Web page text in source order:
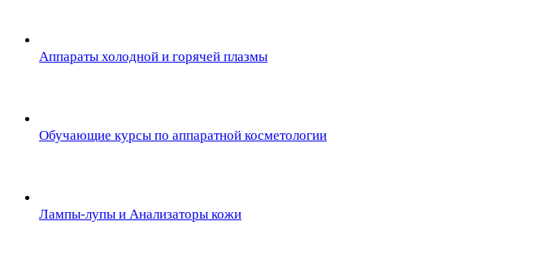
Аппараты холодной и горячей плазмы
Обучающие курсы по аппаратной косметологии
Лампы-лупы и Анализаторы кожи